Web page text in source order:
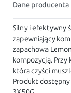
Dane producenta
Silny i efektywny
zapewniający
zapachowa
kompozycją. Przy
która czyści
Produkt